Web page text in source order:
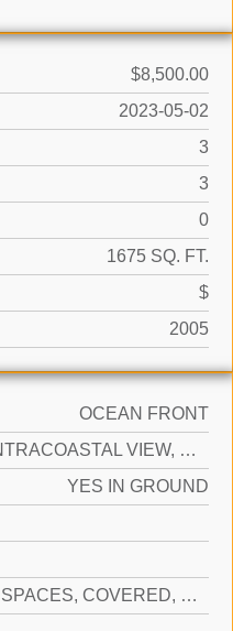
$8,500.00
2023-05-02
3
3
0
1675 SQ. FT.
$
2005
OCEAN FRONT
INTRACOASTAL VIEW, DIRECT OCEAN
YES IN GROUND
2 SPACES, COVERED, NO RV/BOATS